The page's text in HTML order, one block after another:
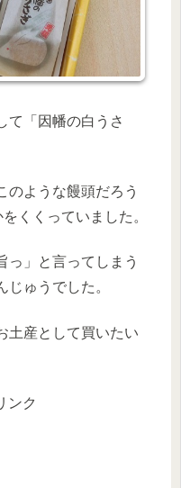
て「因幡の白うさ
のような饅頭だろう
くくっていました。
っ」と言ってしまう
ゅうでした。
土産として買いたい
ンク